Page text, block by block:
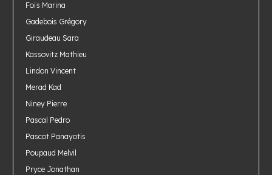
Foïs Marina
Gadebois Grégory
Giraudeau Sara
Kassovitz Mathieu
Lindon Vincent
Merad Kad
Niney Pierre
Pascal Pedro
Pascot Panayotis
Poupaud Melvil
Pryce Jonathan